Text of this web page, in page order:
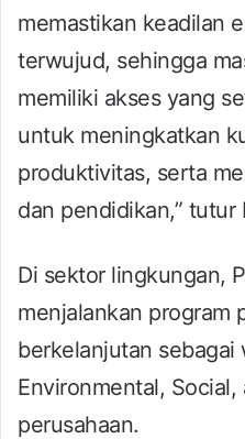
memastikan keadilan
terwujud, sehingga
memiliki akses yang
untuk meningkatkan
produktivitas, serta
dan pendidikan,” tutur
Di sektor lingkungan,
menjalankan program
berkelanjutan
Environmental, Social,
perusahaan.